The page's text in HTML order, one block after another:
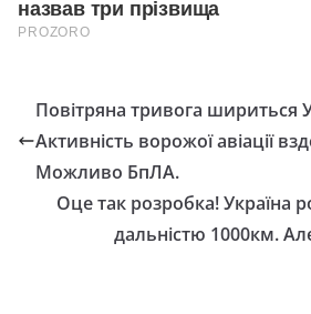
Повітряна тривога шириться
Активність ворожої авіації
Можливо БпЛА.
Оце так розробка! Україна
дальністю 1000км.